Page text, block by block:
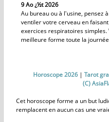
9 Ao ¿½t 2026
Au bureau ou à l'usine, pensez
ventiler votre cerveau en
exercices respiratoires simples.
meilleure forme toute la
Horoscope 2026| Tarot
(C)
Cet horoscope forme a un but
remplacent en aucun cas une